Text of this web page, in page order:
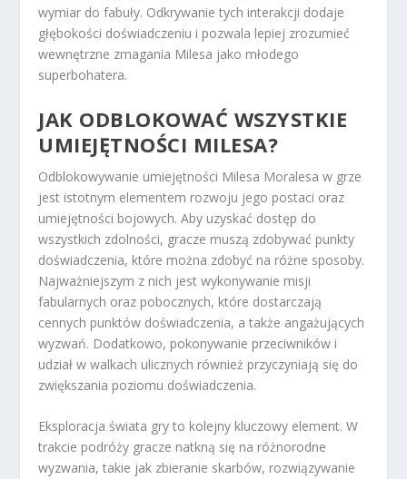
wymiar do fabuły. Odkrywanie tych interakcji dodaje
głębokości doświadczeniu i pozwala lepiej zrozumieć
wewnętrzne zmagania Milesa jako młodego
superbohatera.
JAK ODBLOKOWAĆ WSZYSTKIE
UMIEJĘTNOŚCI MILESA?
Odblokowywanie umiejętności Milesa Moralesa w grze
jest istotnym elementem rozwoju jego postaci oraz
umiejętności bojowych. Aby uzyskać dostęp do
wszystkich zdolności, gracze muszą zdobywać punkty
doświadczenia, które można zdobyć na różne sposoby.
Najważniejszym z nich jest wykonywanie misji
fabularnych oraz pobocznych, które dostarczają
cennych punktów doświadczenia, a także angażujących
wyzwań. Dodatkowo, pokonywanie przeciwników i
udział w walkach ulicznych również przyczyniają się do
zwiększania poziomu doświadczenia.
Eksploracja świata gry to kolejny kluczowy element. W
trakcie podróży gracze natkną się na różnorodne
wyzwania, takie jak zbieranie skarbów, rozwiązywanie